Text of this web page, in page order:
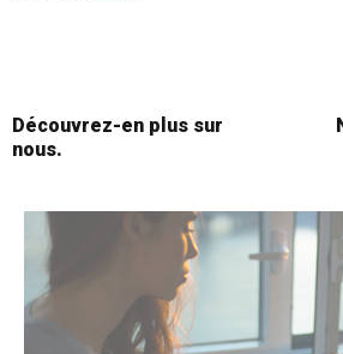
Découvrez-en plus sur
nous.